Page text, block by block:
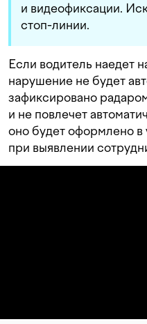
и видеофиксации.
стоп-линии.
Если водитель наедет
нарушение не будет
зафиксировано
и не повлечет
оно будет оформлено в
при выявлении